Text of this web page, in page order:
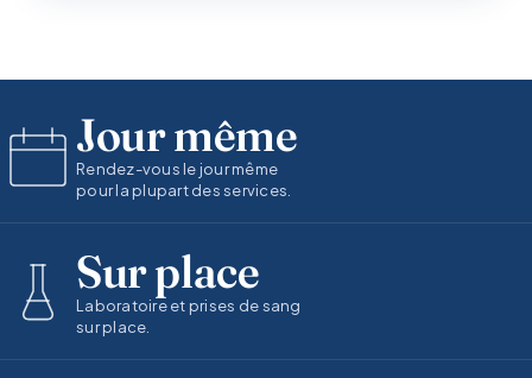
Jour même
Rendez-vous le jour même
pour la plupart des services.
Sur place
Laboratoire et prises de sang
sur place.